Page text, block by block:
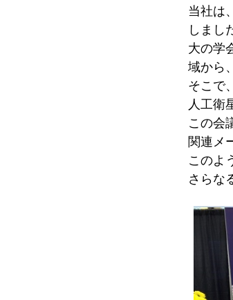
当社は
しまし
大の学
域から
そこで
人工衛
この会
関連メ
このよ
さらな